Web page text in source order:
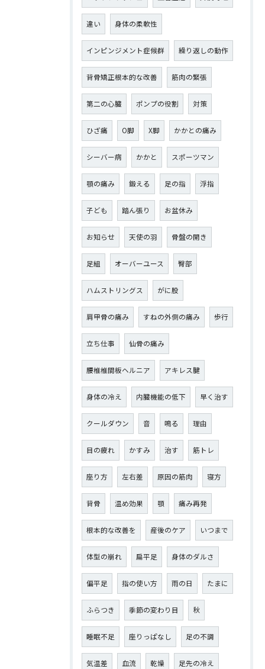
違い 身体の柔軟性
インピンジメント症候群 繰り返しの動作
背骨矯正根本的な改善 筋肉の緊張
第二の心臓 ポンプの役割 対策
ひざ痛 О脚 X脚 かかとの痛み
シーバー病 かかと スポーツマン
顎の痛み 鍛える 足の指 浮指
子ども 踏ん張り お盆休み
お知らせ 天使の羽 骨盤の開き
足組 オーバーユース 臀部
ハムストリングス がに股
肩甲骨の痛み すねの外側の痛み 歩行
立ち仕事 仙骨の痛み
腰椎椎間板ヘルニア アキレス腱
身体の冷え 内臓機能の低下 早く治す
クールダウン 音 鳴る 理由
目の疲れ かすみ 治す 筋トレ
座り方 左右差 原因の筋肉 寝方
背骨 温め効果 顎 痛み再発
根本的な改善を 産後のケア いつまで
体型の崩れ 扁平足 身体のダルさ
偏平足 指の使い方 雨の日 たまに
ふらつき 季節の変わり目 秋
睡眠不足 座りっぱなし 足の不調
気温差 血流 乾燥 足先の冷え